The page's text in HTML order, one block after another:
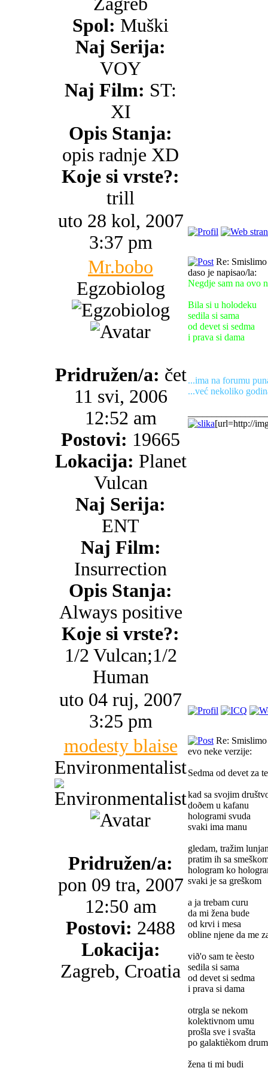
Spol: Muški
Naj Serija:
VOY
Naj Film: ST:
XI
Opis Stanja:
opis radnje XD
Koje si vrste?:
trill
uto 28 kol, 2007
3:37 pm
Mr.bobo
Egzobiolog
Pridružen/a: čet
11 svi, 2006
12:52 am
Postovi: 19665
Lokacija: Planet
Vulcan
Naj Serija:
ENT
Naj Film:
Insurrection
Opis Stanja:
Always positive
Koje si vrste?:
1/2 Vulcan;1/2
Human
Re:
daso je napisao/la:
Negdje sam na ovo
Bila si u holodeku
sedila si sama
od devet si sedma
i prava si dama
...ima na forumu
...već nekoliko
[url=http://
uto 04 ruj, 2007
3:25 pm
modesty blaise
Environmentalist
Pridružen/a:
pon 09 tra, 2007
12:50 am
Postovi: 2488
Lokacija:
Zagreb, Croatia
Re:
evo neke verzije:
Sedma od devet za
kad sa svojim
doðem u kafanu
hologrami svuda
svaki ima manu
gledam, tražim
pratim ih sa
hologram ko
svaki je sa greškom
a ja trebam curu
da mi žena bude
od krvi i mesa
obline njene da me
við'o sam te èesto
sedila si sama
od devet si sedma
i prava si dama
otrgla se nekom
kolektivnom umu
prošla sve i svašta
po galaktièkom
žena ti mi budi